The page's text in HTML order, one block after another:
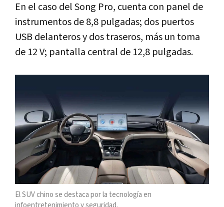
En el caso del Song Pro, cuenta con panel de
instrumentos de 8,8 pulgadas; dos puertos
USB delanteros y dos traseros, más un toma
de 12 V; pantalla central de 12,8 pulgadas.
El SUV chino se destaca por la tecnología en